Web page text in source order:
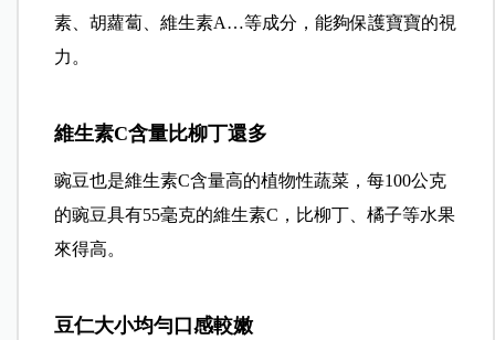
素、胡蘿蔔、維生素A…等成分，能夠保護寶寶的視
力。
維生素C含量比柳丁還多
豌豆也是維生素C含量高的植物性蔬菜，每100公克
的豌豆具有55毫克的維生素C，比柳丁、橘子等水果
來得高。
豆仁大小均勻口感較嫩